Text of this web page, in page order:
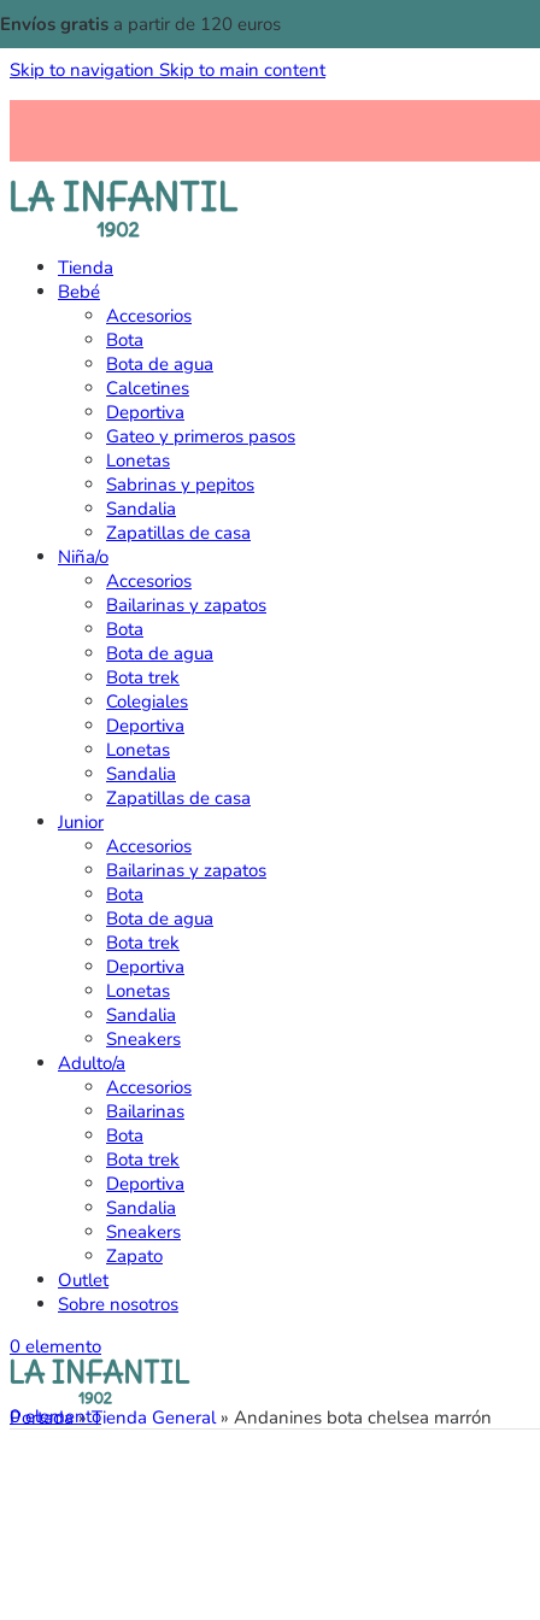
Skip to navigation Skip to main content
Envíos gratis a partir de 120 euros
Tienda
Bebé
Accesorios
Bota
Bota de agua
Calcetines
Deportiva
Gateo y primeros pasos
Lonetas
Sabrinas y pepitos
Sandalia
Zapatillas de casa
Niña/o
Accesorios
Bailarinas y zapatos
Bota
Bota de agua
Bota trek
Colegiales
Deportiva
Lonetas
Sandalia
Zapatillas de casa
Junior
Accesorios
Bailarinas y zapatos
Bota
Bota de agua
Bota trek
Deportiva
Lonetas
Sandalia
Sneakers
Adulto/a
Accesorios
Bailarinas
Bota
Bota trek
Deportiva
Sandalia
Sneakers
Zapato
Outlet
Sobre nosotros
0 elemento
0elemento
Portada»Tienda General» Andanines bota chelsea marrón